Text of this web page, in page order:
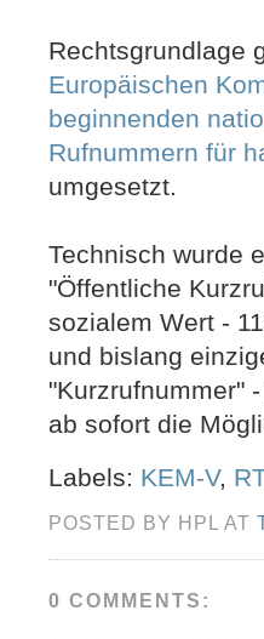
Rechtsgrundlage
Europäischen
beginnenden
Rufnummern für
umgesetzt.
Technisch wurde
"Öffentliche
sozialem Wert -
und bislang
"Kurzrufnummer"
ab sofort die
Labels: KEM-V,
POSTED BY HPL AT
0 COMMENTS: